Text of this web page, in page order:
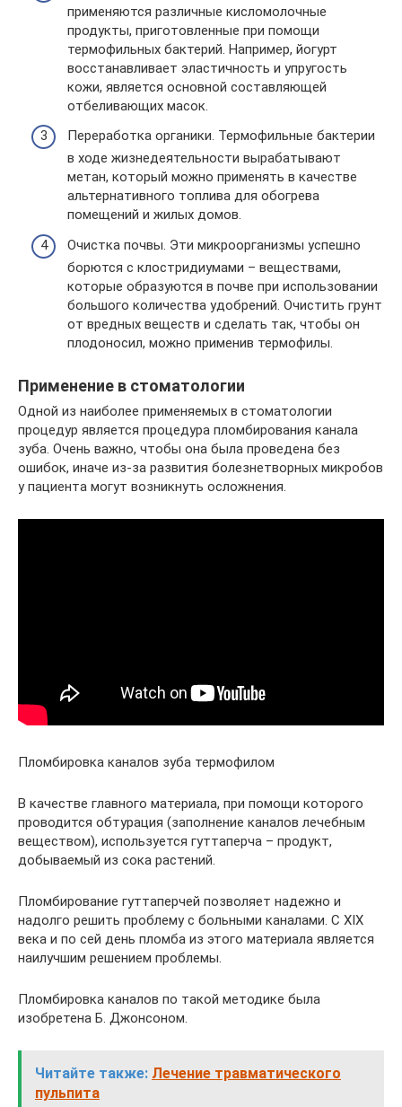
применяются различные кисломолочные
продукты, приготовленные при помощи
термофильных бактерий. Например, йогурт
восстанавливает эластичность и упругость
кожи, является основной составляющей
отбеливающих масок.
Переработка органики. Термофильные бактерии
в ходе жизнедеятельности вырабатывают
метан, который можно применять в качестве
альтернативного топлива для обогрева
помещений и жилых домов.
Очистка почвы. Эти микроорганизмы успешно
борются с клостридиумами – веществами,
которые образуются в почве при использовании
большого количества удобрений. Очистить грунт
от вредных веществ и сделать так, чтобы он
плодоносил, можно применив термофилы.
Применение в стоматологии
Одной из наиболее применяемых в стоматологии
процедур является процедура пломбирования канала
зуба. Очень важно, чтобы она была проведена без
ошибок, иначе из-за развития болезнетворных микробов
у пациента могут возникнуть осложнения.
Пломбировка каналов зуба термофилом
В качестве главного материала, при помощи которого
проводится обтурация (заполнение каналов лечебным
веществом), используется гуттаперча – продукт,
добываемый из сока растений.
Пломбирование гуттаперчей позволяет надежно и
надолго решить проблему с больными каналами. С XIX
века и по сей день пломба из этого материала является
наилучшим решением проблемы.
Пломбировка каналов по такой методике была
изобретена Б. Джонсоном.
Читайте также: Лечение травматического
пульпита